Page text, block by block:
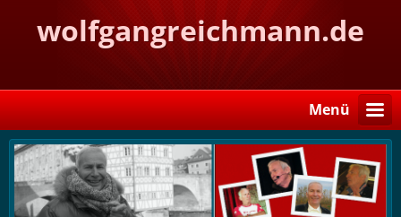
wolfgangreichmann.de
Menü